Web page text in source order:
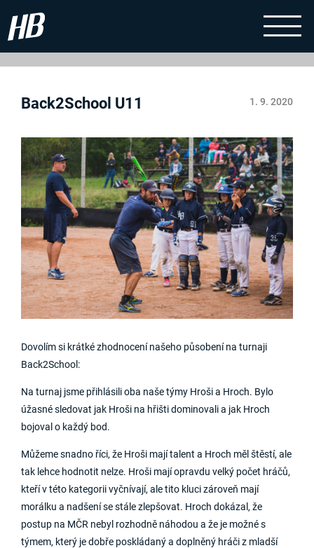
1. 9. 2020
Back2School U11
Dovolím si krátké zhodnocení našeho působení na turnaji
Back2School:
Na turnaj jsme přihlásili oba naše týmy Hroši a Hroch. Bylo
úžasné sledovat jak Hroši na hřišti dominovali a jak Hroch
bojoval o každý bod.
Můžeme snadno říci, že Hroši mají talent a Hroch měl štěstí, ale
tak lehce hodnotit nelze. Hroši mají opravdu velký počet hráčů,
kteří v této kategorii vyčnívají, ale tito kluci zároveň mají
morálku a nadšení se stále zlepšovat. Hroch dokázal, že
postup na MČR nebyl rozhodně náhodou a že je možné s
týmem, který je dobře poskládaný a doplněný hráči z mladší